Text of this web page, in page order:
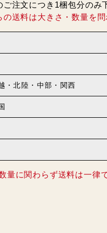
ご注文につき1梱包分のみ
の送料は大きさ・数量を
・北陸・中部・関西
量に関わらず送料は一律